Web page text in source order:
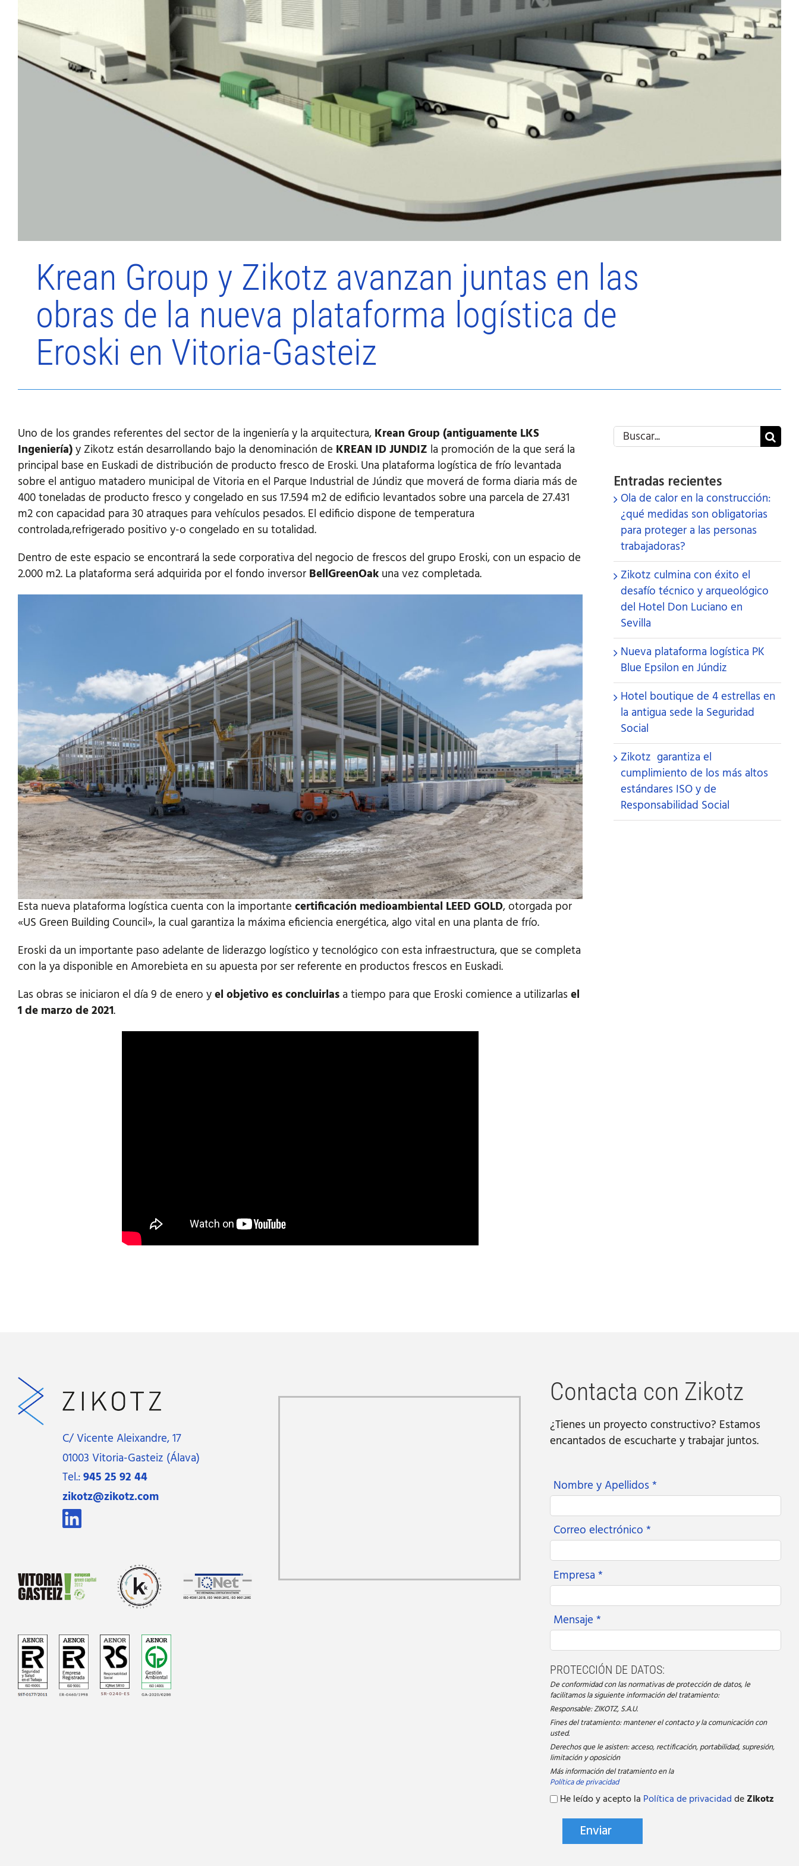
Krean Group y Zikotz avanzan juntas en las
obras de la nueva plataforma logística de
Eroski en Vitoria-Gasteiz
Uno de los grandes referentes del sector de la ingeniería y la arquitectura, Krean Group (antiguamente LKS
Ingeniería)y Zikotz están desarrollando bajo la denominación de KREAN ID JUNDIZ la promoción de la que será la
principal base en Euskadi de distribución de producto fresco de Eroski. Una plataforma logística de frío levantada
sobre el antiguo matadero municipal de Vitoria en el Parque Industrial de Júndiz que moverá de forma diaria más de
400 toneladas de producto fresco y congelado en sus 17.594 m2 de edificio levantados sobre una parcela de 27.431
m2 con capacidad para 30 atraques para vehículos pesados. El edificio dispone de temperatura
controlada,refrigerado positivo y-o congelado en su totalidad.
Dentro de este espacio se encontrará la sede corporativa del negocio de frescos del grupo Eroski, con un espacio de
2.000 m2. La plataforma será adquirida por el fondo inversor BellGreenOak una vez completada.
Esta nueva plataforma logística cuenta con la importante certificación medioambiental LEED GOLD, otorgada por
«US Green Building Council», la cual garantiza la máxima eficiencia energética, algo vital en una planta de frío.
Eroski da un importante paso adelante de liderazgo logístico y tecnológico con esta infraestructura, que se completa
con la ya disponible en Amorebieta en su apuesta por ser referente en productos frescos en Euskadi.
Las obras se iniciaron el día 9 de enero yel objetivo es concluirlas a tiempo para que Eroski comience a utilizarlasel
1 de marzo de 2021.
Buscar:
Entradas recientes
Ola de calor en la construcción:
¿qué medidas son obligatorias
para proteger a las personas
trabajadoras?
Zikotz culmina con éxito el
desafío técnico y arqueológico
del Hotel Don Luciano en
Sevilla
Nueva plataforma logística PK
Blue Epsilon en Júndiz
Hotel boutique de 4 estrellas en
la antigua sede la Seguridad
Social
Zikotz garantiza el
cumplimiento de los más altos
estándares ISO y de
Responsabilidad Social
C/ Vicente Aleixandre, 17
01003 Vitoria-Gasteiz (Álava)
Tel.:945 25 92 44
zikotz@zikotz.com
SR-0240-ES
Contacta con Zikotz
¿Tienes un proyecto constructivo? Estamos
encantados de escucharte y trabajar juntos.
Nombre y Apellidos *
Correo electrónico *
Empresa *
Mensaje *
PROTECCIÓN DE DATOS:
De conformidad con las normativas de protección de datos, le
facilitamos la siguiente información del tratamiento:
Responsable: ZIKOTZ, S.A.U.
Fines del tratamiento: mantener el contacto y la comunicación con
usted.
Derechos que le asisten: acceso, rectificación, portabilidad, supresión,
limitación y oposición
Más información del tratamiento en la
Política de privacidad
He leído y acepto la Política de privacidaddeZikotz